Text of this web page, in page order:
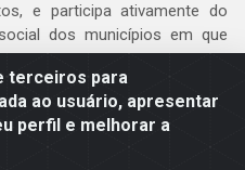
terceiros para
ao usuário, apresentar
perfil e melhorar a
e participa ativamente do
dos municípios em que